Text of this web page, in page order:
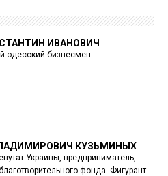
ИВАНОВИЧ
одесский бизнесмен
КУЗЬМИНЫХ
Украины, предприниматель,
фонда. Фигурант